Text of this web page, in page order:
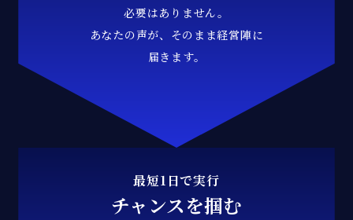
必要はありません。
あなたの声が、そのまま経営陣に
届きます。
最短1日で実行
チャンスを掴む